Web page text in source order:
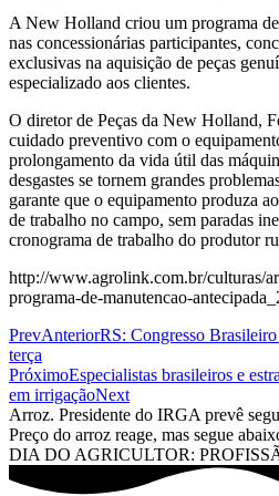
A New Holland criou um programa
nas concessionárias participantes,
exclusivas na aquisição de peças
especializado aos clientes.
O diretor de Peças da New Holland,
cuidado preventivo com o
prolongamento da vida útil das
desgastes se tornem grandes
garante que o equipamento produza
de trabalho no campo, sem paradas
cronograma de trabalho do produtor
http://www.agrolink.com.br/culturas/
programa-de-manutencao-
PrevAnteriorRS: Congresso
terça
PróximoEspecialistas brasileiros e
em irrigaçãoNext
Arroz. Presidente do IRGA prevê
Preço do arroz reage, mas segue
DIA DO AGRICULTOR: